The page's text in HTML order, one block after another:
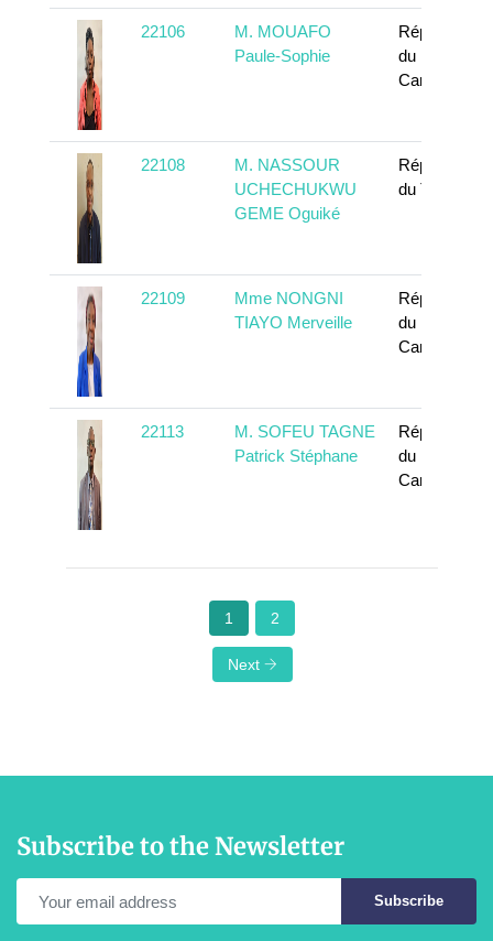
22106
M. MOUAFO
Paule-Sophie
République
du
Cameroun
22108
M. NASSOUR
UCHECHUKWU
GEME Oguiké
République
du Tchad
22109
Mme NONGNI
TIAYO Merveille
République
du
Cameroun
22113
M. SOFEU TAGNE
Patrick Stéphane
République
du
Cameroun
1 2
Next
Subscribe to the Newsletter
Subscribe